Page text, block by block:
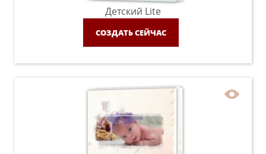
Детский Lite
СОЗДАТЬ СЕЙЧАС